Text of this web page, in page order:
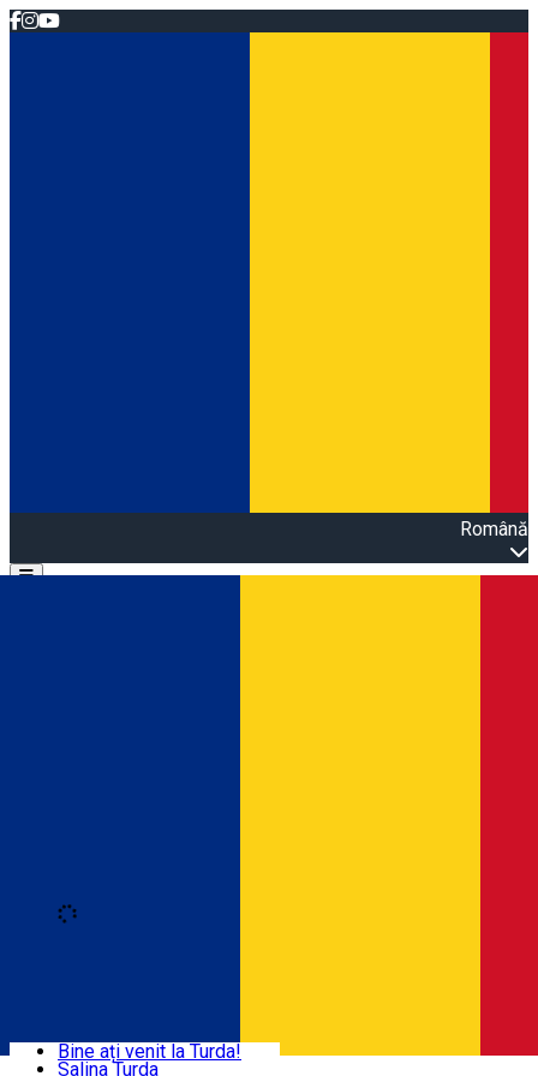
Română
Open main menu
Activități și experiențe
Bine ați venit la Turda!
Salina Turda